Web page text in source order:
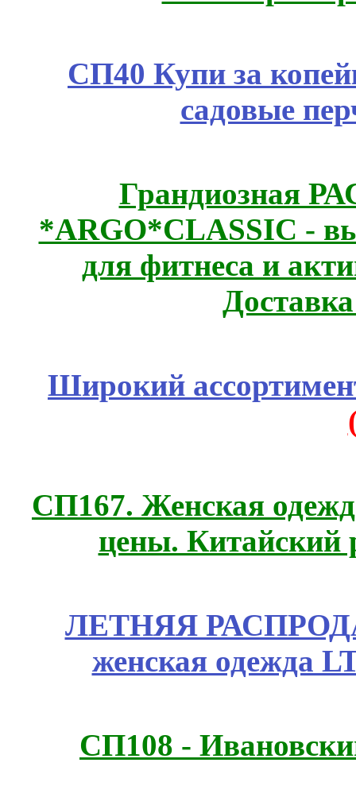
СП40 Купи за
садовые
Грандиозная
*ARGO*CLASSIC -
для фитнеса и
Широкий
СП167. Женская
цены. Китайский
ЛЕТНЯЯ
женская одежда
СП108 -